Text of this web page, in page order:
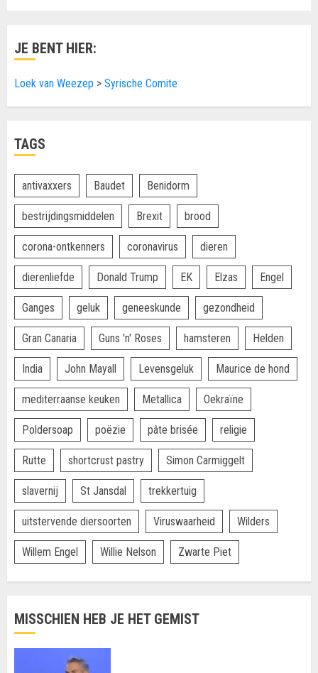
JE BENT HIER:
Loek van Weezep > Syrische Comite
TAGS
antivaxxers Baudet Benidorm
bestrijdingsmiddelen Brexit brood
corona-ontkenners coronavirus dieren
dierenliefde Donald Trump EK Elzas Engel
Ganges geluk geneeskunde gezondheid
Gran Canaria Guns 'n' Roses hamsteren Helden
India John Mayall Levensgeluk Maurice de hond
mediterraanse keuken Metallica Oekraïne
Poldersoap poëzie pâte brisée religie
Rutte shortcrust pastry Simon Carmiggelt
slavernij St Jansdal trekkertuig
uitstervende diersoorten Viruswaarheid Wilders
Willem Engel Willie Nelson Zwarte Piet
MISSCHIEN HEB JE HET GEMIST